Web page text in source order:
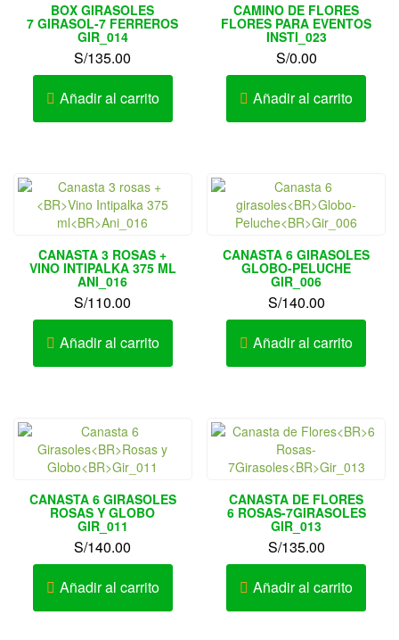
BOX GIRASOLES
7 GIRASOL-7 FERREROS
GIR_014
S/135.00
Añadir al carrito
CAMINO DE FLORES
FLORES PARA EVENTOS
INSTI_023
S/0.00
Añadir al carrito
CANASTA 3 ROSAS +
VINO INTIPALKA 375 ML
ANI_016
S/110.00
Añadir al carrito
CANASTA 6 GIRASOLES
GLOBO-PELUCHE
GIR_006
S/140.00
Añadir al carrito
CANASTA 6 GIRASOLES
ROSAS Y GLOBO
GIR_011
S/140.00
Añadir al carrito
CANASTA DE FLORES
6 ROSAS-7GIRASOLES
GIR_013
S/135.00
Añadir al carrito